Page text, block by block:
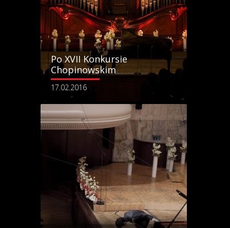
Po XVII Konkursie
Chopinowskim
17.02.2016